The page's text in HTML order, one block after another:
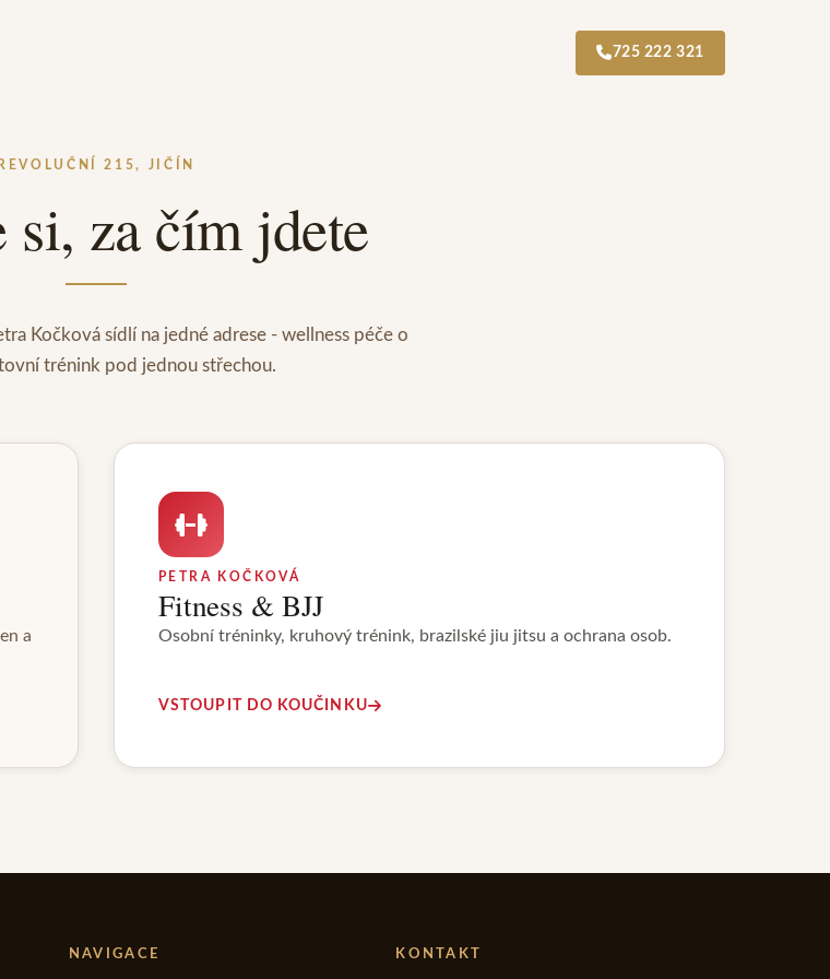
725 222 321
REVOLUČNÍ 215, JIČÍN
si, za čím jdete
Kočková sídlí na jedné adrese - wellness péče o
trénink pod jednou střechou.
a
PETRA KOČKOVÁ
Fitness & BJJ
Osobní tréninky, kruhový trénink, brazilské jiu jitsu a ochrana osob.
VSTOUPIT DO KOUČINKU
NAVIGACE KONTAKT